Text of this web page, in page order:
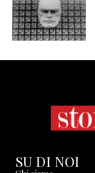
SU DI NOI